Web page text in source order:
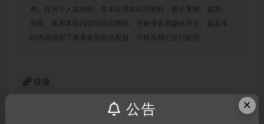
布。任何个人或组织，在未征得本站同意时，禁止复制、盗用、
采集、发布本站内容到任何网站、书籍等各类媒体平台。如若本
站内容侵犯了原著者的合法权益，可联系我们进行处理。
链接
×
公告